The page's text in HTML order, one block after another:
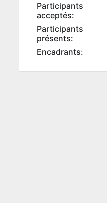
Participants
acceptés:
Participants
présents:
Encadrants: